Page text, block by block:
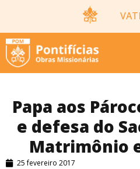
Papa aos
e defesa do
Matrimônio
25 fevereiro 2017